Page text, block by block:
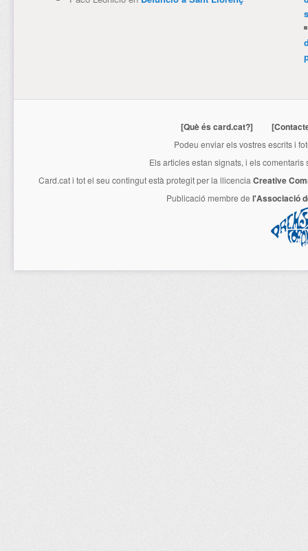
[Què és card.cat?]
Podeu enviar els vostres escrits i
Els articles estan signats, i els
Card.cati tot el seu contingut està protegit per la llicencia Creative
Publicació membre de l'Associació